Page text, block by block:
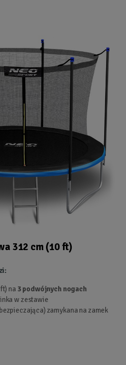
312 cm (10 ft)
na 3 podwójnych nogach
w zestawie
zamykana na zamek